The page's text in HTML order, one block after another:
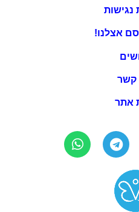
נגישות
אצלנו!
קשר
אתר